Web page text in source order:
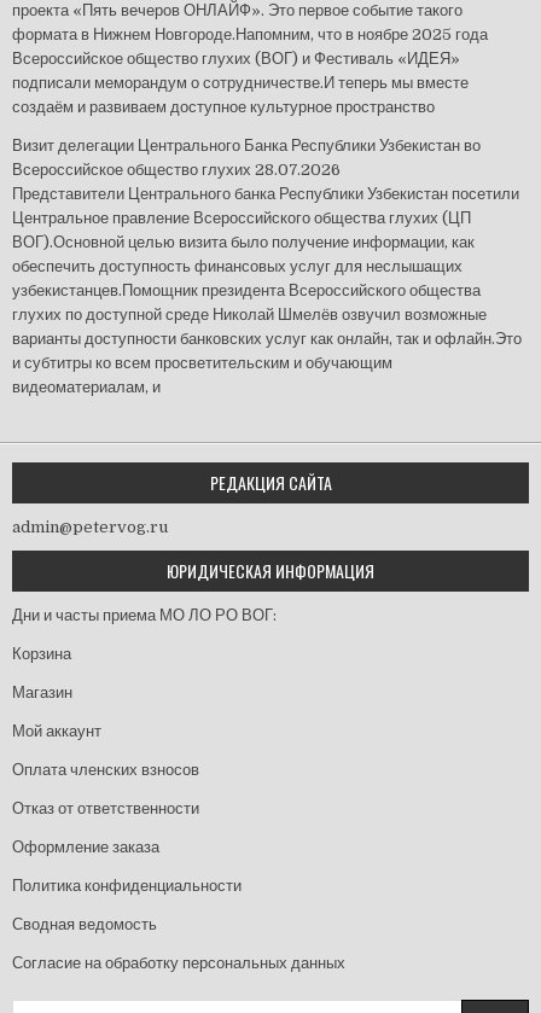
проекта «Пять вечеров ОНЛАЙФ». Это первое событие такого
формата в Нижнем Новгороде.Напомним, что в ноябре 2025 года
Всероссийское общество глухих (ВОГ) и Фестиваль «ИДЕЯ»
подписали меморандум о сотрудничестве.И теперь мы вместе
создаём и развиваем доступное культурное пространство
Визит делегации Центрального Банка Республики Узбекистан во
Всероссийское общество глухих 28.07.2026
Представители Центрального банка Республики Узбекистан посетили
Центральное правление Всероссийского общества глухих (ЦП
ВОГ).Основной целью визита было получение информации, как
обеспечить доступность финансовых услуг для неслышащих
узбекистанцев.Помощник президента Всероссийского общества
глухих по доступной среде Николай Шмелёв озвучил возможные
варианты доступности банковских услуг как онлайн, так и офлайн.Это
и субтитры ко всем просветительским и обучающим
видеоматериалам, и
РЕДАКЦИЯ САЙТА
admin@petervog.ru
ЮРИДИЧЕСКАЯ ИНФОРМАЦИЯ
Дни и часты приема МО ЛО РО ВОГ:
Корзина
Магазин
Мой аккаунт
Оплата членских взносов
Отказ от ответственности
Оформление заказа
Политика конфиденциальности
Сводная ведомость
Согласие на обработку персональных данных